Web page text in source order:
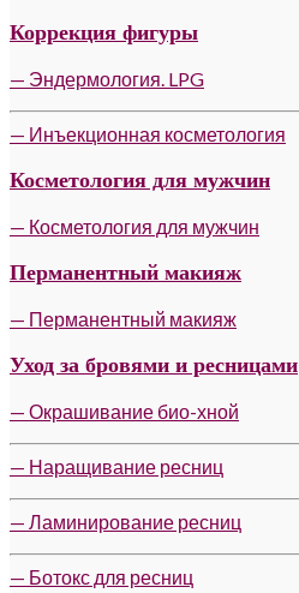
Коррекция фигуры
— Эндермология. LPG
— Инъекционная косметология
Косметология для мужчин
— Косметология для мужчин
Перманентный макияж
— Перманентный макияж
Уход за бровями и ресницами
— Окрашивание био-хной
— Наращивание ресниц
— Ламинирование ресниц
— Ботокс для ресниц